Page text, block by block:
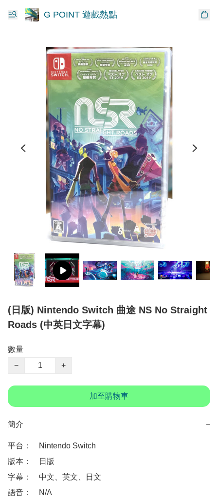
G POINT 遊戲熱點
(日版) Nintendo Switch 曲途 NS No Straight
Roads (中英日文字幕)
數量
−
+
加至購物車
簡介 −
平台：　Nintendo Switch
版本：　日版
字幕：　中文、英文、日文
語音：　N/A